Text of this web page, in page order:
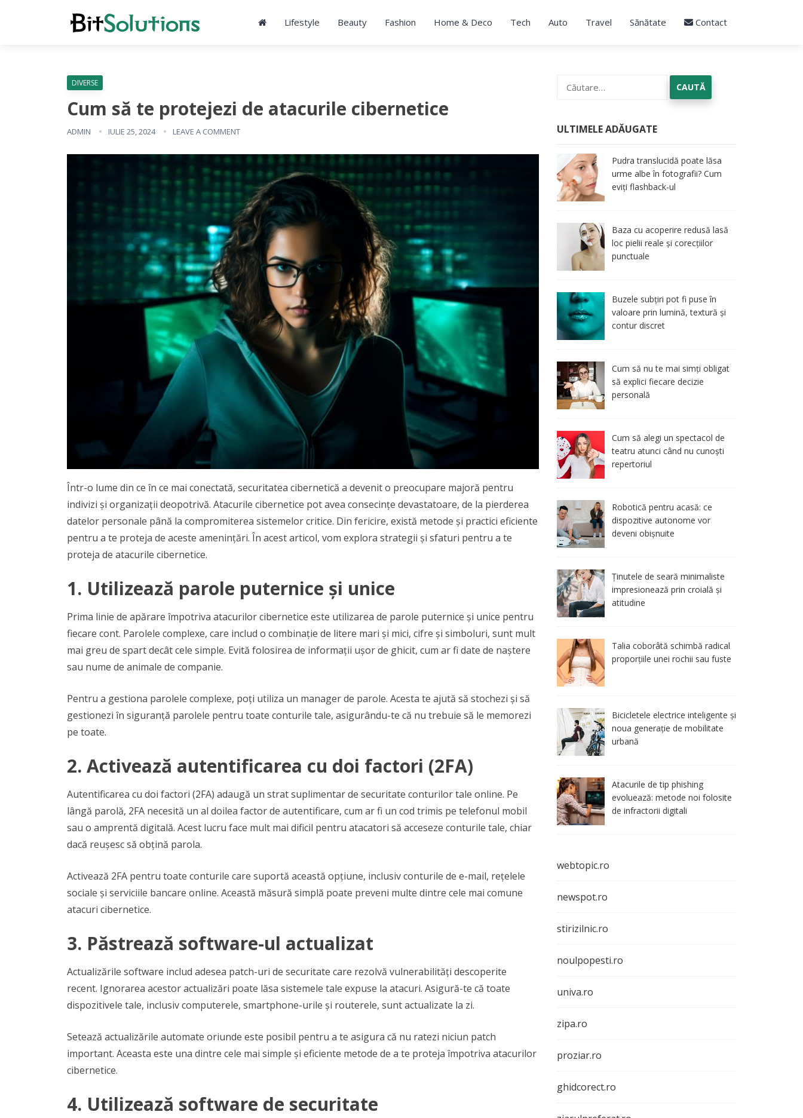
Lifestyle Beauty Fashion Home & Deco Tech Auto Travel Sănătate Contact
DIVERSE
Cum să te protejezi de atacurile cibernetice
ADMIN IULIE 25, 2024 LEAVE A COMMENT
Într-o lume din ce în ce mai conectată, securitatea cibernetică a devenit o preocupare majoră pentru
indivizi și organizații deopotrivă. Atacurile cibernetice pot avea consecințe devastatoare, de la pierderea
datelor personale până la compromiterea sistemelor critice. Din fericire, există metode și practici eficiente
pentru a te proteja de aceste amenințări. În acest articol, vom explora strategii și sfaturi pentru a te
proteja de atacurile cibernetice.
1. Utilizează parole puternice și unice
Prima linie de apărare împotriva atacurilor cibernetice este utilizarea de parole puternice și unice pentru
fiecare cont. Parolele complexe, care includ o combinație de litere mari și mici, cifre și simboluri, sunt mult
mai greu de spart decât cele simple. Evită folosirea de informații ușor de ghicit, cum ar fi date de naștere
sau nume de animale de companie.
Pentru a gestiona parolele complexe, poți utiliza un manager de parole. Acesta te ajută să stochezi și să
gestionezi în siguranță parolele pentru toate conturile tale, asigurându-te că nu trebuie să le memorezi
pe toate.
2. Activează autentificarea cu doi factori (2FA)
Autentificarea cu doi factori (2FA) adaugă un strat suplimentar de securitate conturilor tale online. Pe
lângă parolă, 2FA necesită un al doilea factor de autentificare, cum ar fi un cod trimis pe telefonul mobil
sau o amprentă digitală. Acest lucru face mult mai dificil pentru atacatori să acceseze conturile tale, chiar
dacă reușesc să obțină parola.
Activează 2FA pentru toate conturile care suportă această opțiune, inclusiv conturile de e-mail, rețelele
sociale și serviciile bancare online. Această măsură simplă poate preveni multe dintre cele mai comune
atacuri cibernetice.
3. Păstrează software-ul actualizat
Actualizările software includ adesea patch-uri de securitate care rezolvă vulnerabilități descoperite
recent. Ignorarea acestor actualizări poate lăsa sistemele tale expuse la atacuri. Asigură-te că toate
dispozitivele tale, inclusiv computerele, smartphone-urile și routerele, sunt actualizate la zi.
Setează actualizările automate oriunde este posibil pentru a te asigura că nu ratezi niciun patch
important. Aceasta este una dintre cele mai simple și eficiente metode de a te proteja împotriva atacurilor
cibernetice.
4. Utilizează software de securitate
după:
ULTIMELE ADĂUGATE
Pudra translucidă poate lăsa
urme albe în fotografii? Cum
eviți flashback-ul
Baza cu acoperire redusă lasă
loc pielii reale și corecțiilor
punctuale
Buzele subțiri pot fi puse în
valoare prin lumină, textură și
contur discret
Cum să nu te mai simți obligat
să explici fiecare decizie
personală
Cum să alegi un spectacol de
teatru atunci când nu cunoști
repertoriul
Robotică pentru acasă: ce
dispozitive autonome vor
deveni obișnuite
Ținutele de seară minimaliste
impresionează prin croială și
atitudine
Talia coborâtă schimbă radical
proporțiile unei rochii sau fuste
Bicicletele electrice inteligente și
noua generație de mobilitate
urbană
Atacurile de tip phishing
evoluează: metode noi folosite
de infractorii digitali
webtopic.ro
newspot.ro
stirizilnic.ro
noulpopesti.ro
univa.ro
zipa.ro
proziar.ro
ghidcorect.ro